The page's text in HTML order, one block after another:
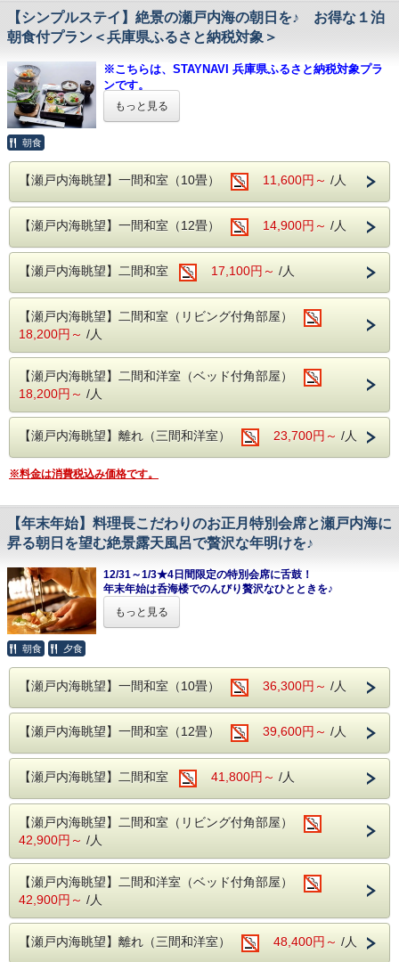
■播州赤穂駅より送迎バスあり ※事前予約制
迎え時刻 14：40、15：40
送り時刻 09：10、10：10
備考欄に記入または前日までに
お電話でご予約をお願いいたします。
【男湯・女湯】05：00〜23：00
【海楼庭園】～呑海楼の癒しと絶景のスポッ
ト～
朝には瀬戸内海から昇ってくる朝日を
夜には松明やライトアップで幻想的な雰囲
利用時間 5：30 ～ 23：00
（18：00～20：00はご利用頂けませ
ん。）
※特典１については（テープタイプⅯ・Ⅼ パンツタイプ
Ⅿ・Ⅼ）をお選びいただき、
特典４についてはご希望の特典をお選びいただいて、
事前にご連絡をお願いいたします。
フロント：0791-42-6601
料理内容はスタンダードプランに記載をしております。
前菜、椀物、造り、和牛の陶板焼、鯛の兜煮、茶碗蒸し、
■お子様ランチ
チキンライス ワンプレート（海老フライ・唐揚げ・一口
コロッケ・ハンバーグ・ポテトフライ・生野菜サラダ） コ
ーンスープ 茶碗蒸し デザート
◇◆◇お食事についてのご案内◆◇◆
※２階お食事処にてご用意いたします。
※朝食は和定食となります。
※お子様も含めましてアレルギーの有無・詳細を当館
◇当館は鯖を含む青魚を使用して出汁を引いている
ため、前日や当日ではご対応出来兼ねます。予めご連
絡下さいませ。
※料理写真はイメージです。
疲労回復や美肌効果のある赤穂温泉を
瀬戸内海を一望できる絶景の露天風呂でお愉しみ頂けます。
外温泉 男女入れ替え制
【露天風呂】
男性05：30〜10：00、女性15：00〜23：00
【室内大岩風呂】
【男湯・女湯】05：30〜23：00
貸切風呂 ※お電話にて事前にご連絡ください。
45分/3,300円(税込) 15：00～23：00
【海楼庭園】～呑海楼の癒しと絶景のスポット～
夜には松明やライトアップで幻想的な雰囲気を楽しめま
（18：00～20：00はご利用頂けません。）
・オーシャンビューの客室や露天風呂から
瀬戸内海に昇る絶景の朝日がご覧いただけます。
迎え時刻 14：40、15：40
送り時刻 09：10、10：10
備考欄に記入または前日までに
包んだ
江戸時代から愛され続ける赤穂の特産品「塩味饅頭」
塩気によって引き立つ上品な甘さと、軽やかで上質な口溶け
が人気！
とてもやわらかく口に入れると驚くほどサラリと溶けていき
ます♪
お土産に喜ばれること間違いなしの逸品です！
赤穂でただ一軒、創業から代々受け継がれた製法を守り
ガスや電気ではなく薪でじっくり炊き上げる昔ながらの製造
丁寧に作られる自慢の自家製餡。
北海道の小豆と赤穂の塩、砂糖のみを使った無添加のやさし
い味は
地元の方にも大好評です。
■特典■
三島屋の塩味饅頭Sサイズ 大人の方お一人様に付き１つプ
料理内容はスタンダードプランに記載をしております。
■小学生のお子様のお料理はお子様用にご準備した特別会席
前菜、椀物、造り、和牛の陶板焼、鯛の兜煮、茶碗蒸し、
御飯、留椀、香物、デザート
［内容一例］
コロッケ・ハンバーグ・ポテトフライ・生野菜サラダ） コ
ーンスープ 茶碗蒸し デザート
◇◆◇お食事についてのご案内◆◇◆
※２階お食事処にてご用意いたします。
※朝食は和定食となります。
※お子様も含めましてアレルギーの有無・詳細を当館
絡下さいませ。
※料理写真はイメージです。
■温泉 ～名湯100選に選ばれた「よみがえりの湯」～
疲労回復や美肌効果のある赤穂温泉を
瀬戸内海を一望できる絶景の露天風呂でお愉しみ頂けます。
外温泉 男女入れ替え制
【露天風呂】
【室内大岩風呂】
大浴場 内風呂
【男湯・女湯】05：30〜23：00
【海楼庭園】～呑海楼の癒しと絶景のスポット～
朝には瀬戸内海から昇ってくる朝日を
夜には松明やライトアップで幻想的な雰囲気を楽しめま
【シンプルステイ】絶景の瀬戸内海の朝日を♪ お得な１泊
朝食付プラン＜兵庫県ふるさと納税対象＞
※こちらは、STAYNAVI 兵庫県ふるさと納税対象プラ
ンです。
※ふるさと納税をご利用されない方も、ご予約頂けま
・当館では全てのプラン（事前カード決済のみのプラ
ンは不可）で納税額の30％が割引となる兵庫県ふるさ
・プラン予約だけでは、兵庫県ふるさと納税返礼クー
ポンは適用されませんので下記の通り手続き下さい。
1. 当館公式ホームページからご予約（このページです）
※お支払方法は必ず【現地決済】をお選びください。
2. STAYNAVIふるさと納税 呑海楼のページに移動し、寄附
手続き＆決済（クレジットカード決済）後、電子クーポンが
3. チェックイン当日にフロントにSTAYNAVIで発行クーポン
（印刷もしくはスマホ画面）を提示することにより割引が適
【プラン内容】
絶景の朝日に感動！
「夕食は姫路城周辺で済ましたい」
「イタリアンで有名なSAKURAGUMIへ行く」
「宿泊は赤穂の名湯と絶景を楽しめる宿がいい」
そんなお客様にぴったりな朝食のみのプランを
ご用意いたしました。
チェックインは21時までですので、
時間を気にせずゆっくりと観光をお楽しみいただけます。
自慢の客室は全室オーシャンビュー！
さらに名湯100選の温泉で心も身体もリフレッシュしていた
だけます。
◇◆◇お食事についてのご案内◆◇◆
※朝食のみ付いたプランになります。（夕食は付いておりま
せん。）
※「SAKURAGUMI」へは、お客様からのご予約制となって
おります。当館より徒歩5分位。
詳細は、https://www.vera-pizza-sakuragumi.co.jp/をご
確認ください。
コンビニや他のレストランが徒歩圏内にはございません。
※朝食は和定食となります。２階お食事処にてご用意いたし
※お子様も含めましてアレルギーの有無・詳細を当館までご
◇当館は鯖を含む青魚を使用して出汁を引いているため、
前日や当日ではご対応出来兼ねます。予めご連絡下さいま
※料理写真はイメージです。
もっと見る
朝食
【瀬戸内海眺望】一間和室（10畳） 11,600円～ /人
【瀬戸内海眺望】一間和室（12畳） 14,900円～ /人
【瀬戸内海眺望】二間和室 17,100円～ /人
【瀬戸内海眺望】二間和室（リビング付角部屋）
18,200円～ /人
【瀬戸内海眺望】二間和洋室（ベッド付角部屋）
18,200円～ /人
【瀬戸内海眺望】離れ（三間和洋室） 23,700円～ /人
※料金は消費税込み価格です。
【年末年始】料理長こだわりのお正月特別会席と瀬戸内海に
昇る朝日を望む絶景露天風呂で贅沢な年明けを♪
12/31～1/3★4日間限定の特別会席に舌鼓！
年末年始は呑海楼でのんびり贅沢なひとときを♪
旬食材を贅沢に使用した料理長こだわりの特別会席に
疲労回復や美肌効果があり「よみがえりの湯」とよばれる
新しい年のはじまりをゆったりと過ごしてみませんか？
当館から徒歩5分、景勝地として知られる赤穂御崎で
海に向かって鎮座する伊和都比売神社(いわつひめじんじゃ)
初詣もおすすめです！
■料理長こだわりの特別会席■
赤穂の新鮮な魚介類や山の幸、
京野菜や播州野菜など料理長厳選の旬食材を贅沢につかい
その味を最大限に生かしたお料理を
ます。
◇◆◇お食事についてのご案内◆◇◆
※お子様が大人と同じお料理をご希望の場合は、当館までご
※当日の仕入れ状況にあわせ、厳選してご提供いたします。
※朝食は和定食となります。
※お子様も含めましてアレルギーや苦手な食材がございまし
もっと見る
朝食 夕食
【瀬戸内海眺望】一間和室（10畳） 36,300円～ /人
【瀬戸内海眺望】一間和室（12畳） 39,600円～ /人
【瀬戸内海眺望】二間和室 41,800円～ /人
【瀬戸内海眺望】二間和室（リビング付角部屋）
42,900円～ /人
【瀬戸内海眺望】二間和洋室（ベッド付角部屋）
42,900円～ /人
【瀬戸内海眺望】離れ（三間和洋室） 48,400円～ /人